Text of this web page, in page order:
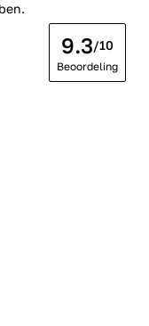
9.3/10
Beoordeling